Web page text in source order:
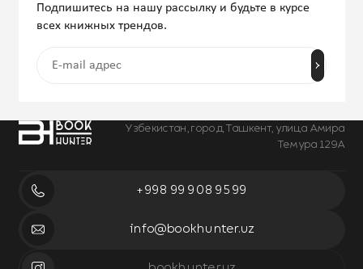
Узбекистан, город Ташкент, улица Амира
Темура 129А
+998 99 908 95 99
info@bookhunter.uz
Подпишитесь на нашу рассылку и будьте в курсе
всех книжных трендов.